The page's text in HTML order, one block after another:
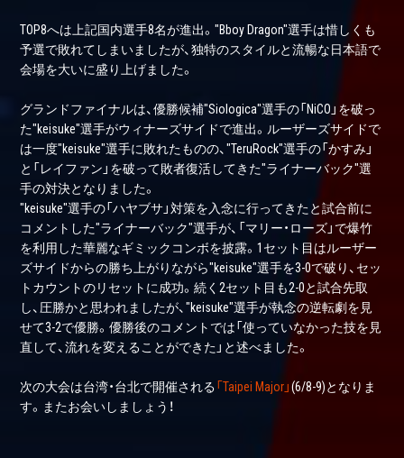
TOP8へは上記国内選手8名が進出。"Bboy Dragon"選手は惜しくも
予選で敗れてしまいましたが、独特のスタイルと流暢な日本語で
会場を大いに盛り上げました。
グランドファイナルは、優勝候補"Siologica"選手の「NiCO」を破っ
た"keisuke"選手がウィナーズサイドで進出。ルーザーズサイドで
は一度"keisuke"選手に敗れたものの、"TeruRock"選手の「かすみ」
と「レイファン」を破って敗者復活してきた"ライナーバック"選
手の対決となりました。
"keisuke"選手の「ハヤブサ」対策を入念に行ってきたと試合前に
コメントした"ライナーバック"選手が、「マリー・ローズ」で爆竹
を利用した華麗なギミックコンボを披露。1セット目はルーザー
ズサイドからの勝ち上がりながら"keisuke"選手を3-0で破り、セッ
トカウントのリセットに成功。続く2セット目も2-0と試合先取
し、圧勝かと思われましたが、"keisuke"選手が執念の逆転劇を見
せて3-2で優勝。優勝後のコメントでは「使っていなかった技を見
直して、流れを変えることができた」と述べました。
次の大会は台湾・台北で開催される「Taipei Major」(6/8-9)となりま
す。またお会いしましょう！